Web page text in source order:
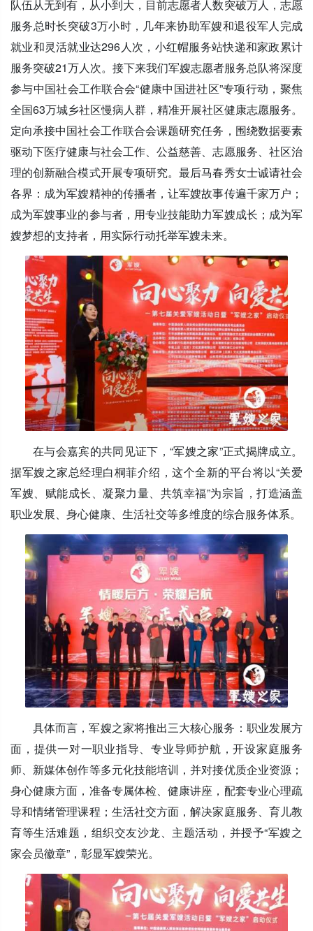
队伍从无到有，从小到大，目前志愿者人数突破万人，志愿
服务总时长突破3万小时，几年来协助军嫂和退役军人完成
就业和灵活就业达296人次，小红帽服务站快递和家政累计
服务突破21万人次。接下来我们军嫂志愿者服务总队将深度
参与中国社会工作联合会“健康中国进社区”专项行动，聚焦
全国63万城乡社区慢病人群，精准开展社区健康志愿服务。
定向承接中国社会工作联合会课题研究任务，围绕数据要素
驱动下医疗健康与社会工作、公益慈善、志愿服务、社区治
理的创新融合模式开展专项研究。最后马春秀女士诚请社会
各界：成为军嫂精神的传播者，让军嫂故事传遍千家万户；
成为军嫂事业的参与者，用专业技能助力军嫂成长；成为军
嫂梦想的支持者，用实际行动托举军嫂未来。
在与会嘉宾的共同见证下，“军嫂之家”正式揭牌成立。
据军嫂之家总经理白桐菲介绍，这个全新的平台将以“关爱
军嫂、赋能成长、凝聚力量、共筑幸福”为宗旨，打造涵盖
职业发展、身心健康、生活社交等多维度的综合服务体系。
具体而言，军嫂之家将推出三大核心服务：职业发展方
面，提供一对一职业指导、专业导师护航，开设家庭服务
师、新媒体创作等多元化技能培训，并对接优质企业资源；
身心健康方面，准备专属体检、健康讲座，配套专业心理疏
导和情绪管理课程；生活社交方面，解决家庭服务、育儿教
育等生活难题，组织交友沙龙、主题活动，并授予“军嫂之
家会员徽章”，彰显军嫂荣光。